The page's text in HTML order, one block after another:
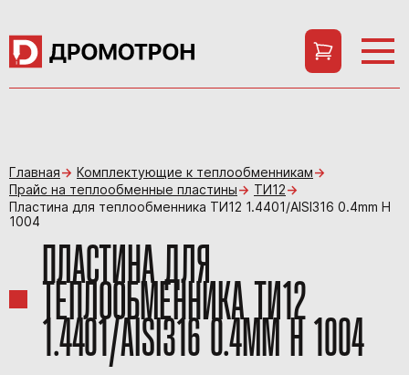
Главная
Комплектующие к теплообменникам
Прайс на теплообменные пластины
ТИ12
Пластина для теплообменника ТИ12 1.4401/AISI316 0.4mm H
1004
ПЛАСТИНА ДЛЯ
ТЕПЛООБМЕННИКА ТИ12
1.4401/AISI316 0.4MM H 1004